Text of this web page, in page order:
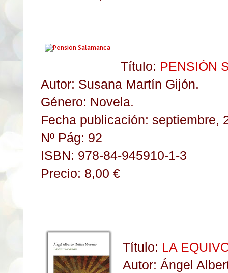
Título: PENSIÓN
Autor: Susana Martín Gijón.
Género: Novela.
Fecha publicación: septiembre,
Nº Pág: 92
ISBN: 978-84-945910-1-3
Precio: 8,00 €
Título: LA
Autor: Ángel